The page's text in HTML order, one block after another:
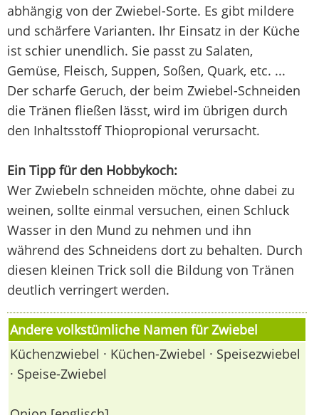
abhängig von der Zwiebel-Sorte. Es gibt mildere
und schärfere Varianten. Ihr Einsatz in der Küche
ist schier unendlich. Sie passt zu Salaten,
Gemüse, Fleisch, Suppen, Soßen, Quark, etc. ...
Der scharfe Geruch, der beim Zwiebel-Schneiden
die Tränen fließen lässt, wird im übrigen durch
den Inhaltsstoff Thiopropional verursacht.
Ein Tipp für den Hobbykoch:
Wer Zwiebeln schneiden möchte, ohne dabei zu
weinen, sollte einmal versuchen, einen Schluck
Wasser in den Mund zu nehmen und ihn
während des Schneidens dort zu behalten. Durch
diesen kleinen Trick soll die Bildung von Tränen
deutlich verringert werden.
Andere volkstümliche Namen für Zwiebel
Küchenzwiebel · Küchen-Zwiebel · Speisezwiebel
· Speise-Zwiebel